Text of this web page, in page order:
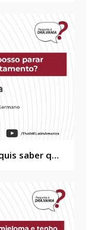
Pergunte à Dra. Vania - Você já quis saber quando poderá parar o tratamento de mieloma?